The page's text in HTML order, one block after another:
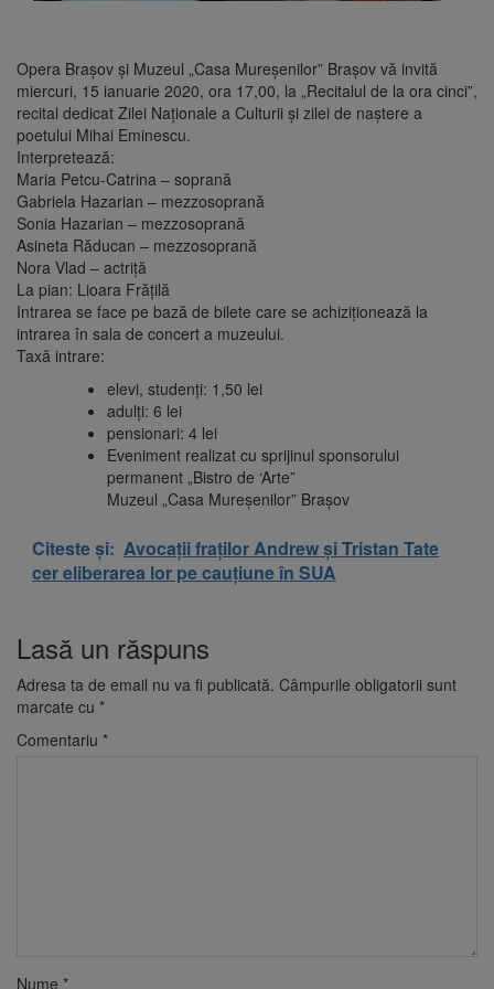
Opera Braşov şi Muzeul „Casa Mureşenilor” Braşov vă invită
miercuri, 15 ianuarie 2020, ora 17,00, la „Recitalul de la ora cinci”,
recital dedicat Zilei Naţionale a Culturii şi zilei de naştere a
poetului Mihai Eminescu.
Interpretează:
Maria Petcu-Catrina – soprană
Gabriela Hazarian – mezzosoprană
Sonia Hazarian – mezzosoprană
Asineta Răducan – mezzosoprană
Nora Vlad – actriţă
La pian: Lioara Frăţilă
Intrarea se face pe bază de bilete care se achiziţionează la
intrarea în sala de concert a muzeului.
Taxă intrare:
elevi, studenţi: 1,50 lei
adulţi: 6 lei
pensionari: 4 lei
Eveniment realizat cu sprijinul sponsorului
permanent „Bistro de ‘Arte”
Muzeul „Casa Mureşenilor” Braşov
Citeste și: Avocații fraților Andrew și Tristan Tate
cer eliberarea lor pe cauțiune în SUA
Lasă un răspuns
Adresa ta de email nu va fi publicată. Câmpurile obligatorii sunt
marcate cu *
Comentariu *
Nume *